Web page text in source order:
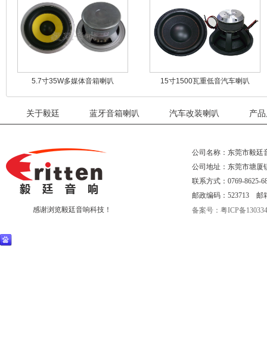
5.7寸35W多媒体音箱喇叭 15寸1500瓦重低音汽车喇叭
关于毅廷 蓝牙音箱喇叭 汽车改装喇叭 产
感谢浏览毅廷音响科技！
公司名称：东莞市毅廷
公司地址：东莞市塘厦
联系方式：0769-8625-
邮政编码：523713 邮
备案号：粤ICP备